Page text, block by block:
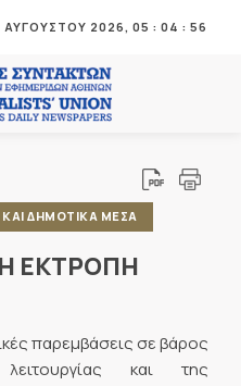
ΑΥΓΟΥΣΤΟΥ 2026, 05 : 04 : 56
ΔΗΜΟΤΙΚΑ ΜΕΣΑ
ΕΚΤΡΟΠΗ
παρεμβάσεις σε βάρος
και της